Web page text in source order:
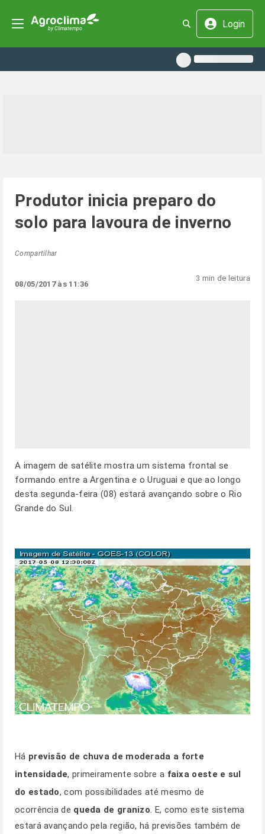
Login
Produtor inicia preparo do
solo para lavoura de inverno
Compartilhar
08/05/2017 às 11:36
3 min de leitura
A imagem de satélite mostra um sistema frontal se
formando entre a Argentina e o Uruguai e que ao longo
desta segunda-feira (08) estará avançando sobre o Rio
Grande do Sul.
Há previsão de chuva de moderada a forte
intensidade, primeiramente sobre a faixa oeste e sul
do estado, com possibilidades até mesmo de
ocorrência de queda de granizo. E, como este sistema
estará avançando pela região, há previsões também de